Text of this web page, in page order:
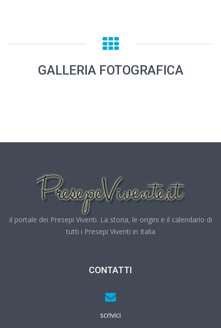
GALLERIA FOTOGRAFICA
il portale dei Presepi Viventi. La storia, le origini e il calendario di
tutti i Presepi Viventi in Italia
CONTATTI
scrivici